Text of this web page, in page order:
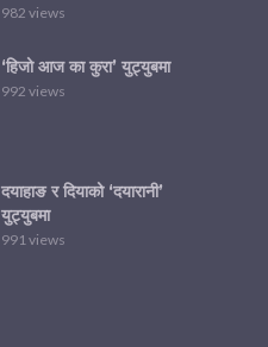
982 views
‘हिजो आज का कुरा’ युट्युबमा
992 views
दयाहाङ र दियाको ‘दयारानी’
युट्युबमा
991 views